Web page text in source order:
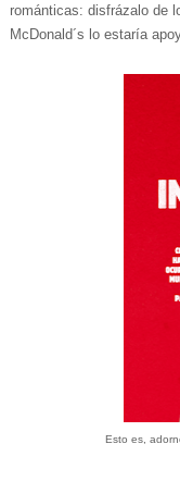
románticas: disfrázalo de
McDonald´s lo estaría
Esto es,